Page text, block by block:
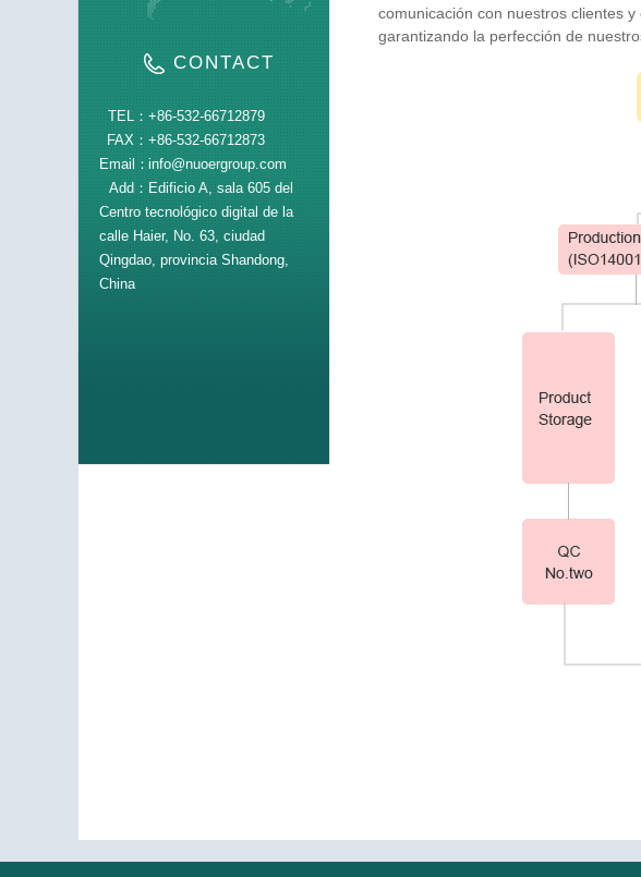
CONTACT
TEL： +86-532-66712879
FAX： +86-532-66712873
Email：info@nuoergroup.com
Add： Edificio A, sala 605 del
Centro tecnológico digital de la
calle Haier, No. 63, ciudad
Qingdao, provincia Shandong,
China
comunicación con nuestros clientes
garantizando la perfección de